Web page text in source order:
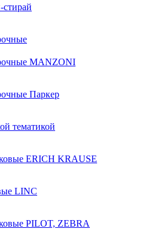
MANZONI
Паркер
тематикой
ERICH KRAUSE
LINC
PILOT, ZEBRA